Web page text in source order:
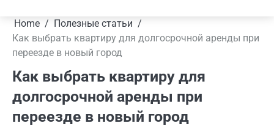
Home
Полезные статьи
Как выбрать квартиру для долгосрочной аренды при
переезде в новый город
Как выбрать квартиру для
долгосрочной аренды при
переезде в новый город